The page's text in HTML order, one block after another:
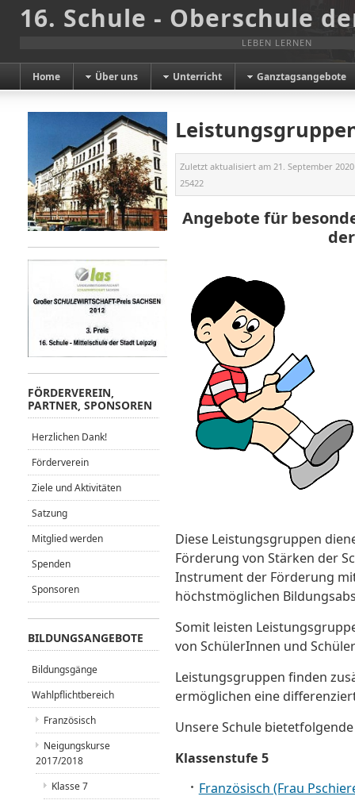
16. Schule - Oberschule
LEBEN LERNEN
Home Über uns Unterricht Ganztagsangebote
Zuletzt aktualisiert am 21. September 2020
25422
Angebote für
Diese Leistungsgruppen
Förderung von Stärken der
Instrument der Förderung
höchstmöglichen
Somit leisten
von SchülerInnen und
Leistungsgruppen finden
ermöglichen eine
Unsere Schule
Klassenstufe 5
Französisch (Frau
FÖRDERVEREIN,
PARTNER, SPONSOREN
Herzlichen Dank!
Förderverein
Ziele und Aktivitäten
Satzung
Mitglied werden
Spenden
Sponsoren
BILDUNGSANGEBOTE
Bildungsgänge
Wahlpflichtbereich
Französisch
Neigungskurse
2017/2018
Klasse 7